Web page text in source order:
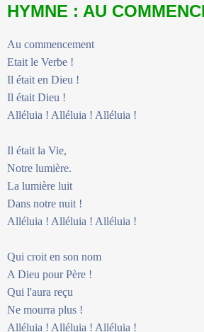
HYMNE : AU
Au commencement
Etait le Verbe !
Il était en Dieu !
Il était Dieu !
Alléluia ! Alléluia ! Alléluia !
Il était la Vie,
Notre lumière.
La lumière luit
Dans notre nuit !
Alléluia ! Alléluia ! Alléluia !
Qui croit en son nom
A Dieu pour Père !
Qui l'aura reçu
Ne mourra plus !
Alléluia ! Alléluia ! Alléluia !